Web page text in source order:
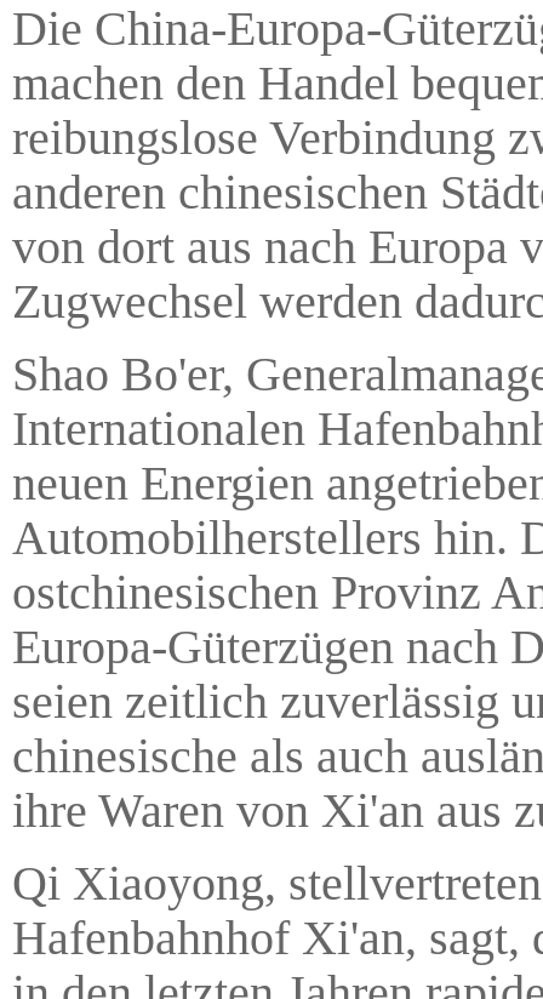
Die China-Europa-
machen den Handel
reibungslose Verbindung
anderen chinesischen
von dort aus nach Europa
Zugwechsel werden
Shao Bo'er,
Internationalen
neuen Energien
Automobilherstellers hin.
ostchinesischen Provinz
Europa-Güterzügen nach
seien zeitlich zuverlässig
chinesische als auch
ihre Waren von Xi'an aus
Qi Xiaoyong,
Hafenbahnhof Xi'an, sagt,